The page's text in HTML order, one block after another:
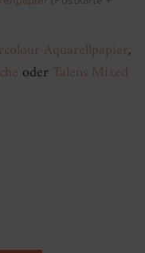
Aquarellpapier,
oder Talens Mixed